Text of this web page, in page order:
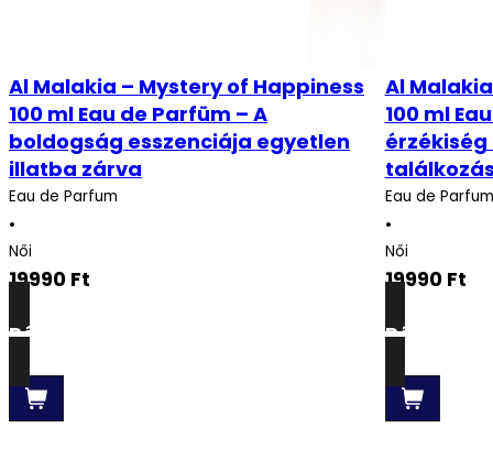
Al Malakia – Mystery of Happiness
100 ml Eau de Parfüm – A
boldogság esszenciája egyetlen
illatba zárva
Eau de Parfum
•
Női
19990 Ft
Részletek
Al
100 ml
érzékiség
Eau de Parfum
•
Női
19990 Ft
Részletek